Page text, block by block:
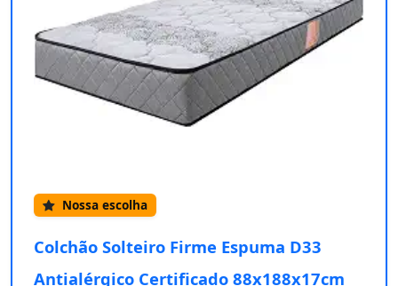
Nossa escolha
Colchão Solteiro Firme Espuma D33
Antialérgico Certificado 88x188x17cm